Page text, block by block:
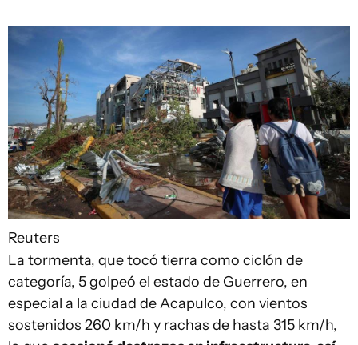
Reuters
La tormenta, que tocó tierra como ciclón de
categoría, 5 golpeó el estado de Guerrero, en
especial a la ciudad de Acapulco, con vientos
sostenidos 260 km/h y rachas de hasta 315 km/h,